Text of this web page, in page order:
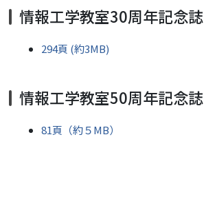
情報工学教室30周年記念誌
294頁 (約3MB)
情報工学教室50周年記念誌
81頁（約５MB）